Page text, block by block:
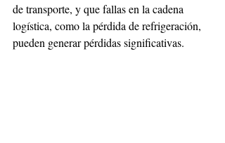
de transporte, y que fallas en la cadena
logística, como la pérdida de refrigeración,
pueden generar pérdidas significativas.